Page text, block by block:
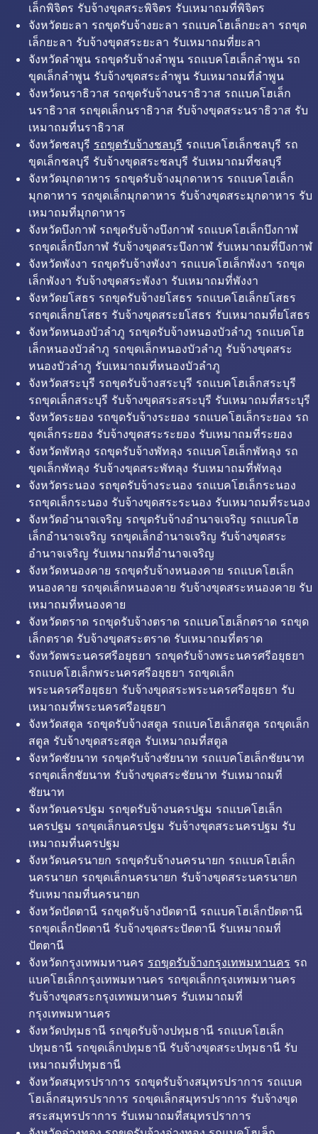
เล็กพิจิตร รับจ้างขุดสระพิจิตร รับเหมาถมที่พิจิตร
จังหวัดยะลา รถขุดรับจ้างยะลา รถแบคโฮเล็กยะลา รถขุด
เล็กยะลา รับจ้างขุดสระยะลา รับเหมาถมที่ยะลา
จังหวัดลำพูน รถขุดรับจ้างลำพูน รถแบคโฮเล็กลำพูน รถ
ขุดเล็กลำพูน รับจ้างขุดสระลำพูน รับเหมาถมที่ลำพูน
จังหวัดนราธิวาส รถขุดรับจ้างนราธิวาส รถแบคโฮเล็ก
นราธิวาส รถขุดเล็กนราธิวาส รับจ้างขุดสระนราธิวาส รับ
เหมาถมที่นราธิวาส
จังหวัดชลบุรี รถขุดรับจ้างชลบุรี รถแบคโฮเล็กชลบุรี รถ
ขุดเล็กชลบุรี รับจ้างขุดสระชลบุรี รับเหมาถมที่ชลบุรี
จังหวัดมุกดาหาร รถขุดรับจ้างมุกดาหาร รถแบคโฮเล็ก
มุกดาหาร รถขุดเล็กมุกดาหาร รับจ้างขุดสระมุกดาหาร รับ
เหมาถมที่มุกดาหาร
จังหวัดบึงกาฬ รถขุดรับจ้างบึงกาฬ รถแบคโฮเล็กบึงกาฬ
รถขุดเล็กบึงกาฬ รับจ้างขุดสระบึงกาฬ รับเหมาถมที่บึงกาฬ
จังหวัดพังงา รถขุดรับจ้างพังงา รถแบคโฮเล็กพังงา รถขุด
เล็กพังงา รับจ้างขุดสระพังงา รับเหมาถมที่พังงา
จังหวัดยโสธร รถขุดรับจ้างยโสธร รถแบคโฮเล็กยโสธร
รถขุดเล็กยโสธร รับจ้างขุดสระยโสธร รับเหมาถมที่ยโสธร
จังหวัดหนองบัวลำภู รถขุดรับจ้างหนองบัวลำภู รถแบคโฮ
เล็กหนองบัวลำภู รถขุดเล็กหนองบัวลำภู รับจ้างขุดสระ
หนองบัวลำภู รับเหมาถมที่หนองบัวลำภู
จังหวัดสระบุรี รถขุดรับจ้างสระบุรี รถแบคโฮเล็กสระบุรี
รถขุดเล็กสระบุรี รับจ้างขุดสระสระบุรี รับเหมาถมที่สระบุรี
จังหวัดระยอง รถขุดรับจ้างระยอง รถแบคโฮเล็กระยอง รถ
ขุดเล็กระยอง รับจ้างขุดสระระยอง รับเหมาถมที่ระยอง
จังหวัดพัทลุง รถขุดรับจ้างพัทลุง รถแบคโฮเล็กพัทลุง รถ
ขุดเล็กพัทลุง รับจ้างขุดสระพัทลุง รับเหมาถมที่พัทลุง
จังหวัดระนอง รถขุดรับจ้างระนอง รถแบคโฮเล็กระนอง
รถขุดเล็กระนอง รับจ้างขุดสระระนอง รับเหมาถมที่ระนอง
จังหวัดอำนาจเจริญ รถขุดรับจ้างอำนาจเจริญ รถแบคโฮ
เล็กอำนาจเจริญ รถขุดเล็กอำนาจเจริญ รับจ้างขุดสระ
อำนาจเจริญ รับเหมาถมที่อำนาจเจริญ
จังหวัดหนองคาย รถขุดรับจ้างหนองคาย รถแบคโฮเล็ก
หนองคาย รถขุดเล็กหนองคาย รับจ้างขุดสระหนองคาย รับ
เหมาถมที่หนองคาย
จังหวัดตราด รถขุดรับจ้างตราด รถแบคโฮเล็กตราด รถขุด
เล็กตราด รับจ้างขุดสระตราด รับเหมาถมที่ตราด
จังหวัดพระนครศรีอยุธยา รถขุดรับจ้างพระนครศรีอยุธยา
รถแบคโฮเล็กพระนครศรีอยุธยา รถขุดเล็ก
พระนครศรีอยุธยา รับจ้างขุดสระพระนครศรีอยุธยา รับ
เหมาถมที่พระนครศรีอยุธยา
จังหวัดสตูล รถขุดรับจ้างสตูล รถแบคโฮเล็กสตูล รถขุดเล็ก
สตูล รับจ้างขุดสระสตูล รับเหมาถมที่สตูล
จังหวัดชัยนาท รถขุดรับจ้างชัยนาท รถแบคโฮเล็กชัยนาท
รถขุดเล็กชัยนาท รับจ้างขุดสระชัยนาท รับเหมาถมที่
ชัยนาท
จังหวัดนครปฐม รถขุดรับจ้างนครปฐม รถแบคโฮเล็ก
นครปฐม รถขุดเล็กนครปฐม รับจ้างขุดสระนครปฐม รับ
เหมาถมที่นครปฐม
จังหวัดนครนายก รถขุดรับจ้างนครนายก รถแบคโฮเล็ก
นครนายก รถขุดเล็กนครนายก รับจ้างขุดสระนครนายก
รับเหมาถมที่นครนายก
จังหวัดปัตตานี รถขุดรับจ้างปัตตานี รถแบคโฮเล็กปัตตานี
รถขุดเล็กปัตตานี รับจ้างขุดสระปัตตานี รับเหมาถมที่
ปัตตานี
จังหวัดกรุงเทพมหานคร รถขุดรับจ้างกรุงเทพมหานคร รถ
แบคโฮเล็กกรุงเทพมหานคร รถขุดเล็กกรุงเทพมหานคร
รับจ้างขุดสระกรุงเทพมหานคร รับเหมาถมที่
กรุงเทพมหานคร
จังหวัดปทุมธานี รถขุดรับจ้างปทุมธานี รถแบคโฮเล็ก
ปทุมธานี รถขุดเล็กปทุมธานี รับจ้างขุดสระปทุมธานี รับ
เหมาถมที่ปทุมธานี
จังหวัดสมุทรปราการ รถขุดรับจ้างสมุทรปราการ รถแบค
โฮเล็กสมุทรปราการ รถขุดเล็กสมุทรปราการ รับจ้างขุด
สระสมุทรปราการ รับเหมาถมที่สมุทรปราการ